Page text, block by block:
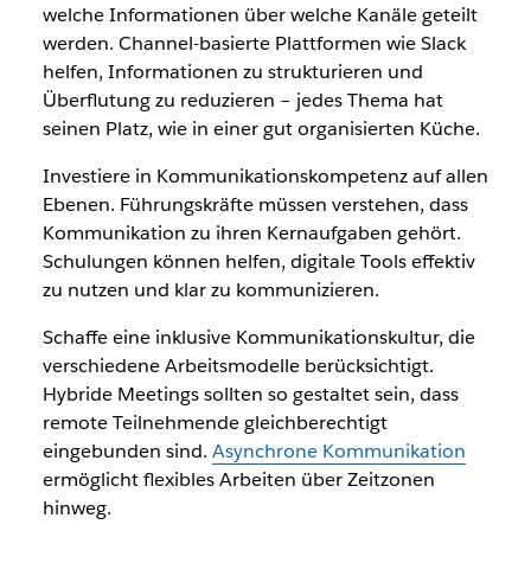
welche Informationen über welche Kanäle geteilt
werden. Channel-basierte Plattformen wie Slack
helfen, Informationen zu strukturieren und
Überflutung zu reduzieren – jedes Thema hat
seinen Platz, wie in einer gut organisierten Küche.
Investiere in Kommunikationskompetenz auf allen
Ebenen. Führungskräfte müssen verstehen, dass
Kommunikation zu ihren Kernaufgaben gehört.
Schulungen können helfen, digitale Tools effektiv
zu nutzen und klar zu kommunizieren.
Schaffe eine inklusive Kommunikationskultur, die
verschiedene Arbeitsmodelle berücksichtigt.
Hybride Meetings sollten so gestaltet sein, dass
remote Teilnehmende gleichberechtigt
eingebunden sind. Asynchrone Kommunikation
ermöglicht flexibles Arbeiten über Zeitzonen
hinweg.